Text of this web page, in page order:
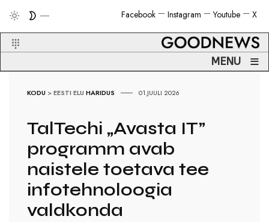
X
Youtube
Instagram
Facebook
MENU ≡
KODU >EESTI ELU HARIDUS 01.JUULI 2026
TalTechi „Avasta IT”
programm avab
naistele toetava tee
infotehnoloogia
valdkonda